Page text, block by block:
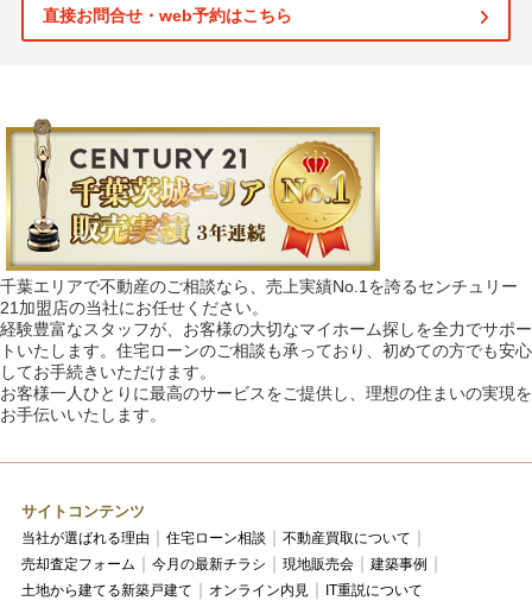
直接お問合せ・web予約はこちら
千葉エリアで不動産のご相談なら、売上実績No.1を誇るセンチュリー
21加盟店の当社にお任せください。
経験豊富なスタッフが、お客様の大切なマイホーム探しを全力でサポー
トいたします。住宅ローンのご相談も承っており、初めての方でも安心
してお手続きいただけます。
お客様一人ひとりに最高のサービスをご提供し、理想の住まいの実現を
お手伝いいたします。
サイトコンテンツ
当社が選ばれる理由 住宅ローン相談
不動産買取について
売却査定フォーム
今月の最新チラシ 現地販売会
建築事例
土地から建てる新築戸建て
オンライン内見 IT重説について